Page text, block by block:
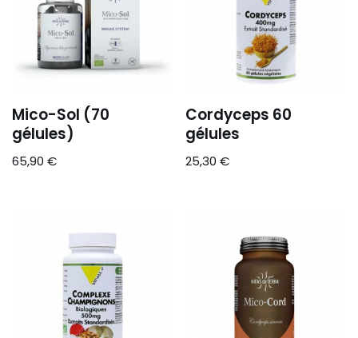
Mico-Sol (70
gélules)
65,90 €
Cordyceps 60
gélules
25,30€